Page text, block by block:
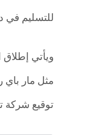
للتسليم في ديسمبر 2026 بتشطيب كامل، ما يجعل وحداته جاهزة للاستخدام
ويأتي
مثل مار باي
توقيع شركة